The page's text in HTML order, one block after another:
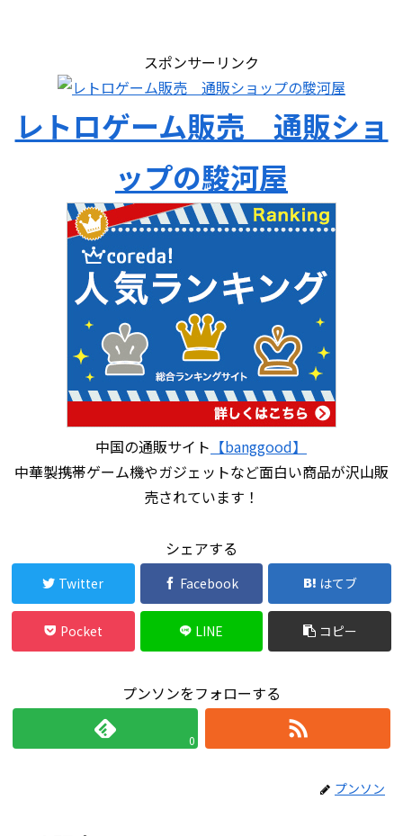
スポンサーリンク
レトロゲーム販売 通販ショ
ップの駿河屋
中国の通販サイト 【banggood】
中華製携帯ゲーム機やガジェットなど面白い商品が沢山販
売されています！
シェアする
Twitter Facebook はてブ
Pocket LINE コピー
プンソンをフォローする
0
プンソン